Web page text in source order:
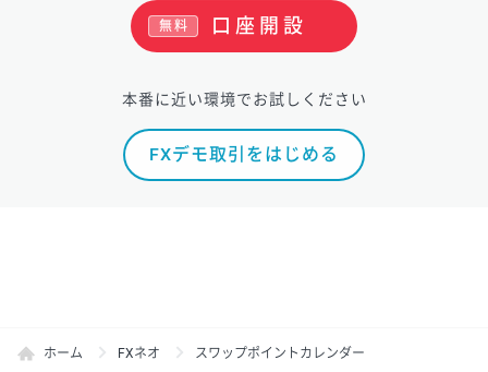
口座開設
無料
本番に近い環境でお試しください
FXデモ取引をはじめる
ホーム FXネオ スワップポイントカレンダー